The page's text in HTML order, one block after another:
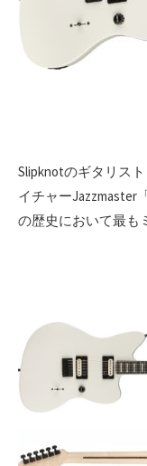
Slipknotのギタリス
イチャーJazzmaster
の歴史において最も